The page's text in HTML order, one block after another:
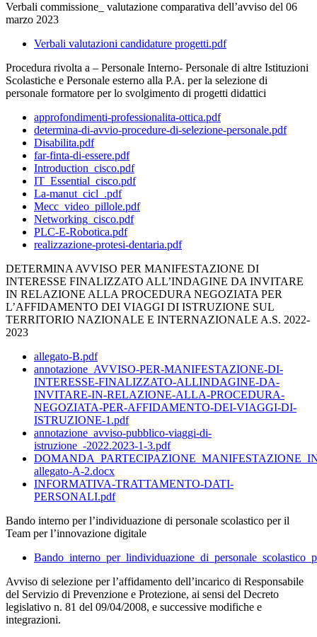
Verbali commissione_ valutazione comparativa dell’avviso del 06
marzo 2023
Verbali valutazioni candidature progetti.pdf
Procedura rivolta a – Personale Interno- Personale di altre Istituzioni
Scolastiche e Personale esterno alla P.A. per la selezione di
personale formatore per lo svolgimento di progetti didattici
approfondimenti-professionalita-ottica.pdf
determina-di-avvio-procedure-di-selezione-personale.pdf
Disabilita.pdf
far-finta-di-essere.pdf
Introduction_cisco.pdf
IT_Essential_cisco.pdf
La-manut_cicl_.pdf
Mecc_video_pillole.pdf
Networking_cisco.pdf
PLC-E-Robotica.pdf
realizzazione-protesi-dentaria.pdf
DETERMINA AVVISO PER MANIFESTAZIONE DI
INTERESSE FINALIZZATO ALL’INDAGINE DA INVITARE
IN RELAZIONE ALLA PROCEDURA NEGOZIATA PER
L’AFFIDAMENTO DEI VIAGGI DI ISTRUZIONE SUL
TERRITORIO NAZIONALE E INTERNAZIONALE A.S. 2022-
2023
allegato-B.pdf
annotazione_AVVISO-PER-MANIFESTAZIONE-DI-
INTERESSE-FINALIZZATO-ALLINDAGINE-DA-
INVITARE-IN-RELAZIONE-ALLA-PROCEDURA-
NEGOZIATA-PER-AFFIDAMENTO-DEI-VIAGGI-DI-
ISTRUZIONE-1.pdf
annotazione_avviso-pubblico-viaggi-di-
istruzione_-2022.2023-1-3.pdf
allegato-A-2.docx
INFORMATIVA-TRATTAMENTO-DATI-
PERSONALI.pdf
Bando interno per l’individuazione di personale scolastico per il
Team per l’innovazione digitale
Avviso di selezione per l’affidamento dell’incarico di Responsabile
del Servizio di Prevenzione e Protezione, ai sensi del Decreto
legislativo n. 81 del 09/04/2008, e successive modifiche e
integrazioni.